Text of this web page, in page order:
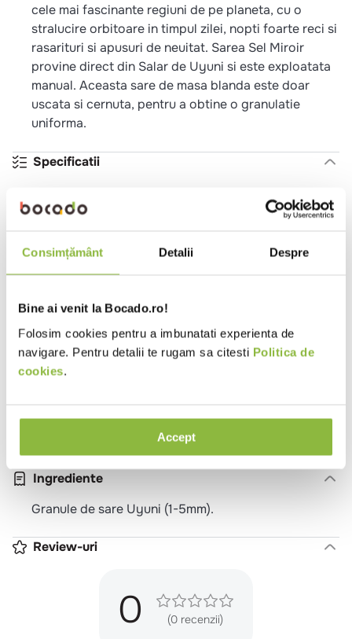
Consimțământ Detalii Despre
Bine ai venit la Bocado.ro!
Folosim cookies pentru a imbunatati experienta de
navigare. Pentru detalii te rugam sa citesti Politica de
cookies.
Accept
cele mai fascinante regiuni de pe planeta, cu o
stralucire orbitoare in timpul zilei, nopti foarte reci si
rasarituri si apusuri de neuitat. Sarea Sel Miroir
provine direct din Salar de Uyuni si este exploatata
manual. Aceasta sare de masa blanda este doar
uscata si cernuta, pentru a obtine o granulatie
uniforma.
Specificatii
Sare
Sare gema
Adaos iod
Sare neiodata
Temperatura
Tara de origine
Ambalaj
Tip
local
Bistro Burgerie Cantina Catering
Pranz Cina
Ingrediente
Granule de sare Uyuni (1-5mm).
Review-uri
0 (0 recenzii)